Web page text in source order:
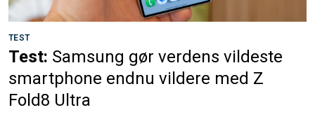
TEST
Test: Samsung gør verdens vildeste
smartphone endnu vildere med Z
Fold8 Ultra